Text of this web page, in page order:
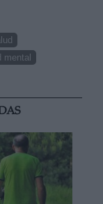
mental